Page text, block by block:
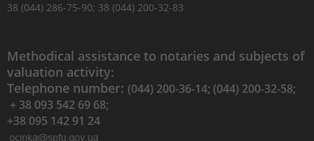
38 (044) 286-75-90; 38 (044) 200-32-83
Methodical assistance to notaries and subjects of
valuation activity:
Telephone number: (044) 200-36-14; (044) 200-32-58;
+ 38 093 542 69 68;
+38 095 142 91 24